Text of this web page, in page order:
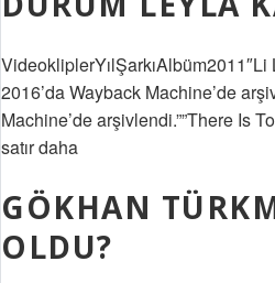
2016’da Wayback Machine’de
Machine’de arşivlendi.””There Is
satır daha
GÖKHAN
OLDU?